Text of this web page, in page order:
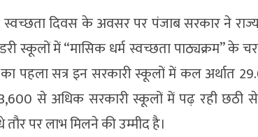
स्वच्छता दिवस के अवसर पर पंजाब सरकार ने
स्कूलों में “मासिक धर्म स्वच्छता पाठ्यक्रम” के
का पहला सत्र इन सरकारी स्कूलों में कल अर्थात
से अधिक सरकारी स्कूलों में पढ़ रही छठी
पर लाभ मिलने की उम्मीद है।